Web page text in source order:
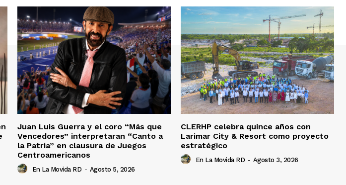
Juan Luis Guerra y el coro “Más que
Vencedores” interpretaran “Canto a
la Patria” en clausura de Juegos
Centroamericanos
En La Movida RD - Agosto 5, 2026
CLERHP celebra quince años con
Larimar City & Resort como proyecto
estratégico
En La Movida RD - Agosto 3, 2026